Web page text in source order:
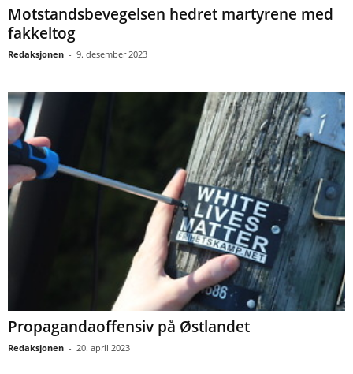
Motstandsbevegelsen hedret martyrene med
fakkeltog
Redaksjonen - 9. desember 2023
Propagandaoffensiv på Østlandet
Redaksjonen - 20. april 2023